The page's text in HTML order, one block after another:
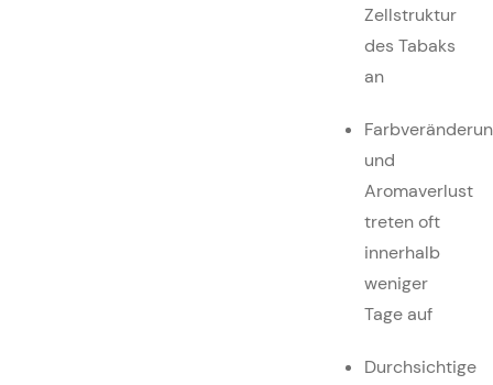
Zellstruktur
des Tabaks
an
und
Aromaverlust
treten oft
innerhalb
weniger
Tage auf
Durchsichtige